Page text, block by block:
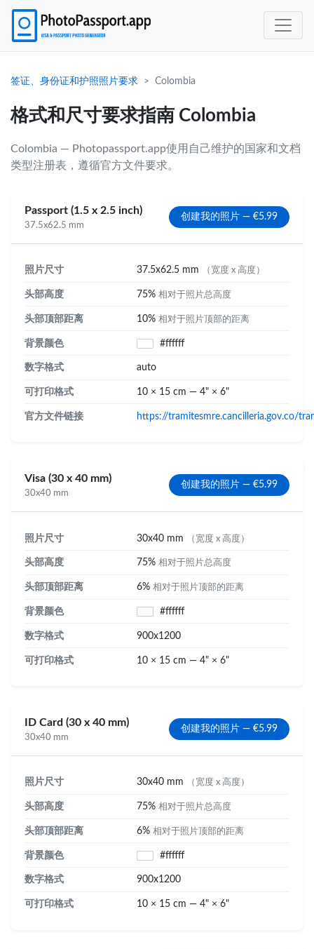
签证、身份证和护照照片要求 Colombia
格式和尺寸要求指南 Colombia
Colombia — Photopassport.app使用自己维护的国家和文档
类型注册表，遵循官方文件要求。
Passport (1.5 x 2.5 inch)
37.5x62.5 mm
创建我的照片 — €5.99
照片尺寸 37.5x62.5 mm （宽度 x 高度）
头部高度 75% 相对于照片总高度
头部顶部距离 10% 相对于照片顶部的距离
背景颜色 #ffffff
数字格式 auto
可打印格式 10 × 15 cm — 4" × 6"
官方文件链接 https://tramitesmre.cancilleria.gov.co/
Visa (30 x 40 mm)
30x40 mm
创建我的照片 — €5.99
照片尺寸 30x40 mm （宽度 x 高度）
头部高度 75% 相对于照片总高度
头部顶部距离 6% 相对于照片顶部的距离
背景颜色 #ffffff
数字格式 900x1200
可打印格式 10 × 15 cm — 4" × 6"
ID Card (30 x 40 mm)
30x40 mm
创建我的照片 — €5.99
照片尺寸 30x40 mm （宽度 x 高度）
头部高度 75% 相对于照片总高度
头部顶部距离 6% 相对于照片顶部的距离
背景颜色 #ffffff
数字格式 900x1200
可打印格式 10 × 15 cm — 4" × 6"